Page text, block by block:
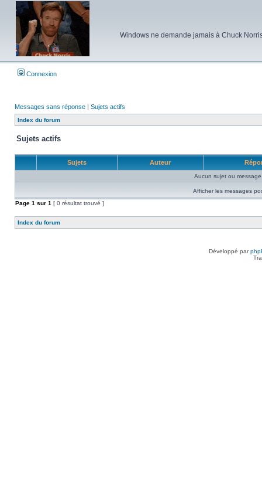
Windows ne demande jamais à Chuck
Connexion
Messages sans réponse | Sujets actifs
Index du forum
Sujets actifs
Sujets Auteur
Aucun sujet ou
Afficher les messages
Page 1 sur 1 [ 0 résultat trouvé ]
Index du forum
Développé par